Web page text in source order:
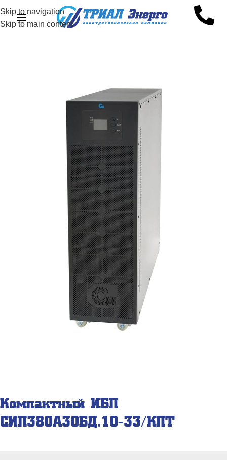
Skip to navigation
Skip to main content
Компактный ИБП
СИП380А30БД.10-33/КПТ